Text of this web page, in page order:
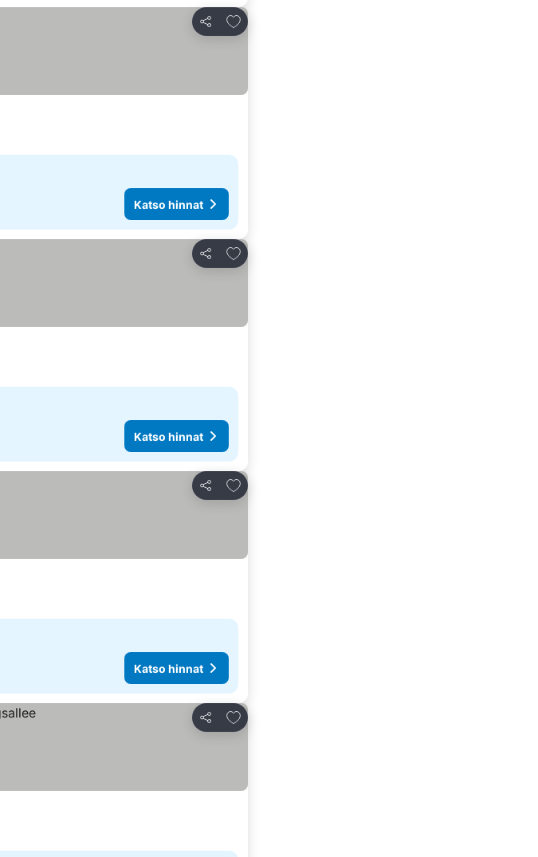
Jaa
Lisää suosikkeihin
Katso hinnat
Jaa
Lisää suosikkeihin
Katso hinnat
Jaa
Lisää suosikkeihin
Katso hinnat
Jaa
Lisää suosikkeihin